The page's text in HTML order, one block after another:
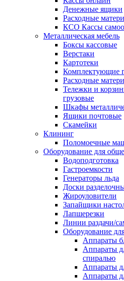
Денежные ящики
Расходные
КСО Кассы
Металлическая мебель
Боксы кассовые
Верстаки
Картотеки
Комплектующие
Расходные
Тележки и
грузовые
Шкафы
Ящики почтовые
Скамейки
Клининг
Поломоечные
Оборудование для
Водоподготовка
Гастроемкости
Генераторы льда
Доски
Жироуловители
Запайщики
Лапшерезки
Линии раздачи/
Оборудование
Аппараты
Аппараты
спиралью
Аппараты
Аппараты